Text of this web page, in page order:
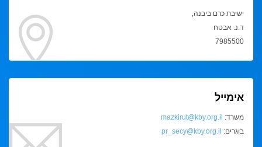
ישיבת כרם ביבנה,
ד.נ. אבטח
7985500
אימייל
משרד: mazkirut@kby.org.il
בוגרים: pr_secy@kby.org.il